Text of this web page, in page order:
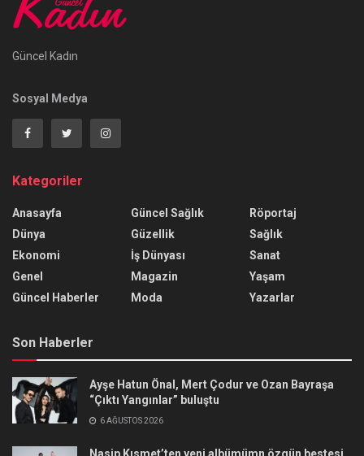
Güncel Kadın
Sosyal Medya
Kategoriler
Anasayfa
Dünya
Ekonomi
Genel
Güncel Haberler
Güncel Sağlık
Güzellik
İş Dünyası
Magazin
Moda
Röportaj
Sağlık
Sanat
Yaşam
Yazarlar
Son Haberler
Ayşe Hatun Önal, Mert Çodur ve Ozan Bayraşa
“Çıktı Yangınlar” buluştu
6 AĞUSTOS 2026
Nasip Kısmet’ten yeni albümümn özgün bestesi